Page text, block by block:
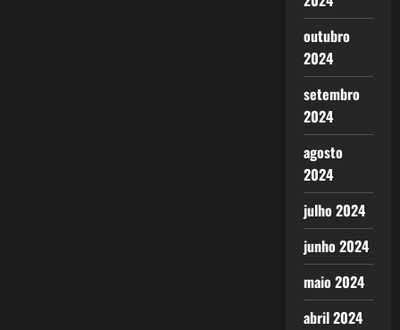
outubro
2024
setembro
2024
agosto
2024
julho 2024
junho 2024
maio 2024
abril 2024